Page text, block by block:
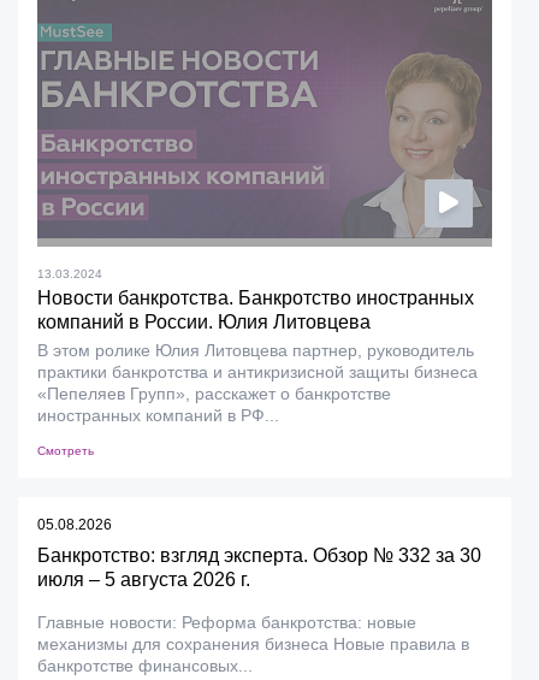
13.03.2024
Новости банкротства. Банкротство иностранных
компаний в России. Юлия Литовцева
В этом ролике Юлия Литовцева партнер, руководитель
практики банкротства и антикризисной защиты бизнеса
«Пепеляев Групп», расскажет о банкротстве
иностранных компаний в РФ...
Смотреть
05.08.2026
Банкротство: взгляд эксперта. Обзор № 332 за 30
июля – 5 августа 2026 г.
Главные новости: Реформа банкротства: новые
механизмы для сохранения бизнеса Новые правила в
банкротстве финансовых...